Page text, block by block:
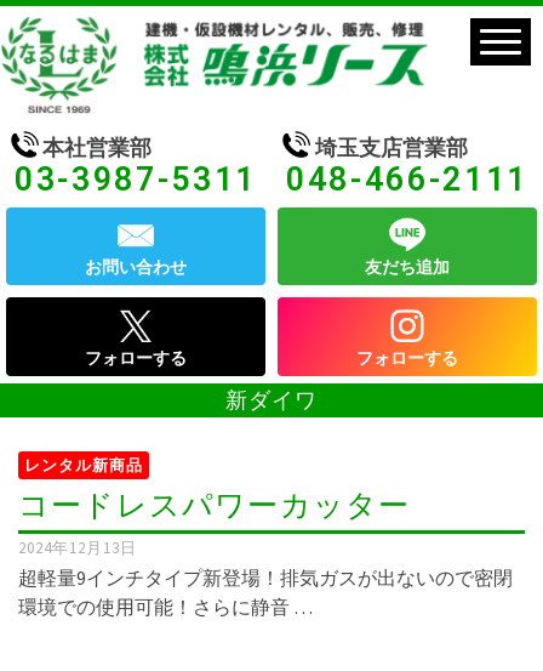
本社営業部
03-3987-5311
埼玉支店営業部
048-466-2111
お問い合わせ 友だち追加
フォローする フォローする
新ダイワ
レンタル新商品
コードレスパワーカッター
2024年12月13日
超軽量9インチタイプ新登場！排気ガスが出ないので密閉
環境での使用可能！さらに静音 …